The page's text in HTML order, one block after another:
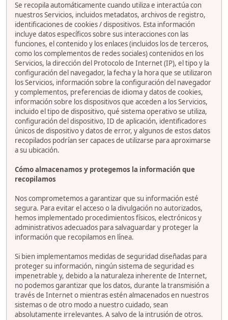
Se recopila automáticamente cuando utiliza e interactúa con
nuestros Servicios, incluidos metadatos, archivos de registro,
identificaciones de cookies / dispositivos. Esta información
incluye datos específicos sobre sus interacciones con las
funciones, el contenido y los enlaces (incluidos los de terceros,
como los complementos de redes sociales) contenidos en los
Servicios, la dirección del Protocolo de Internet (IP), el tipo y la
configuración del navegador, la fecha y la hora que se utilizaron
los Servicios, información sobre la configuración del navegador
y complementos, preferencias de idioma y datos de cookies,
información sobre los dispositivos que acceden a los Servicios,
incluido el tipo de dispositivo, qué sistema operativo se utiliza,
configuración del dispositivo, ID de aplicación, identificadores
únicos de dispositivo y datos de error, y algunos de estos datos
recopilados podrían ser capaces de utilizarse para aproximarse
a su ubicación.
Cómo almacenamos y protegemos la información que
recopilamos
Nos comprometemos a garantizar que su información esté
segura. Para evitar el acceso o la divulgación no autorizados,
hemos implementado procedimientos físicos, electrónicos y
administrativos adecuados para salvaguardar y proteger la
información que recopilamos en línea.
Si bien implementamos medidas de seguridad diseñadas para
proteger su información, ningún sistema de seguridad es
impenetrable y, debido a la naturaleza inherente de Internet,
no podemos garantizar que los datos, durante la transmisión a
través de Internet o mientras estén almacenados en nuestros
sistemas o de otro modo a nuestro cuidado, sean
absolutamente irrelevantes. A salvo de la intrusión de otros.